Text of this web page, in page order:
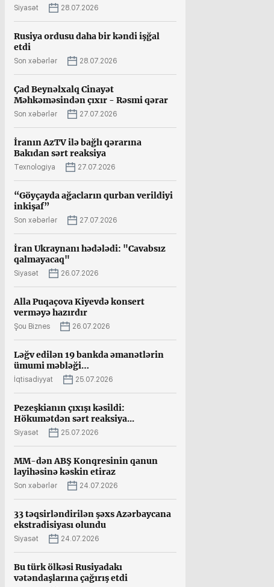
Siyasət 28.07.2026
Rusiya ordusu daha bir kəndi işğal
etdi
Son xəbərlər 28.07.2026
Çad Beynəlxalq Cinayət
Məhkəməsindən çıxır - Rəsmi qərar
Son xəbərlər 27.07.2026
İranın AzTV ilə bağlı qərarına
Bakıdan sərt reaksiya
Texnologiya 27.07.2026
“Göyçayda ağacların qurban verildiyi
inkişaf”
Son xəbərlər 27.07.2026
İran Ukraynanı hədələdi: "Cavabsız
qalmayacaq"
Siyasət 26.07.2026
Alla Puqaçova Kiyevdə konsert
verməyə hazırdır
Şou Biznes 26.07.2026
Ləğv edilən 19 bankda əmanətlərin
ümumi məbləği…
İqtisadiyyat 25.07.2026
Pezeşkianın çıxışı kəsildi:
Hökumətdən sərt reaksiya...
Siyasət 25.07.2026
MM-dən ABŞ Konqresinin qanun
layihəsinə kəskin etiraz
Son xəbərlər 24.07.2026
33 təqsirləndirilən şəxs Azərbaycana
ekstradisiyası olundu
Siyasət 24.07.2026
Bu türk ölkəsi Rusiyadakı
vətəndaşlarına çağırış etdi